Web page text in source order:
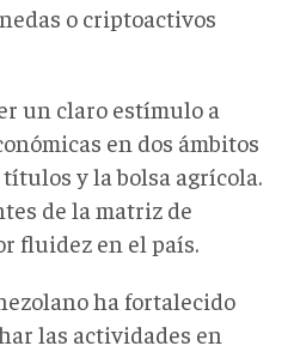
o criptoactivos
un claro estímulo a
en dos ámbitos
y la bolsa agrícola.
de la matriz de
fluidez en el país.
ha fortalecido
las actividades en